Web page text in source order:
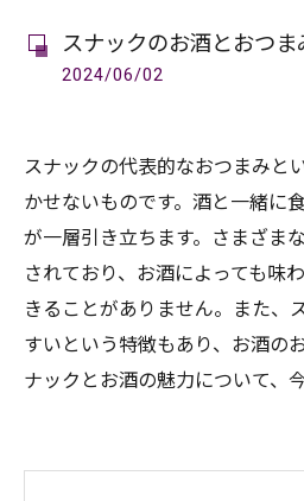
スナックのお酒とおつま
2024/06/02
スナックの代表的なおつまみと
かせないものです。酒と一緒に
が一層引き立ちます。さまざま
されており、お酒によっても味
きることがありません。また、
すいという特徴もあり、お酒の
ナックとお酒の魅力について、